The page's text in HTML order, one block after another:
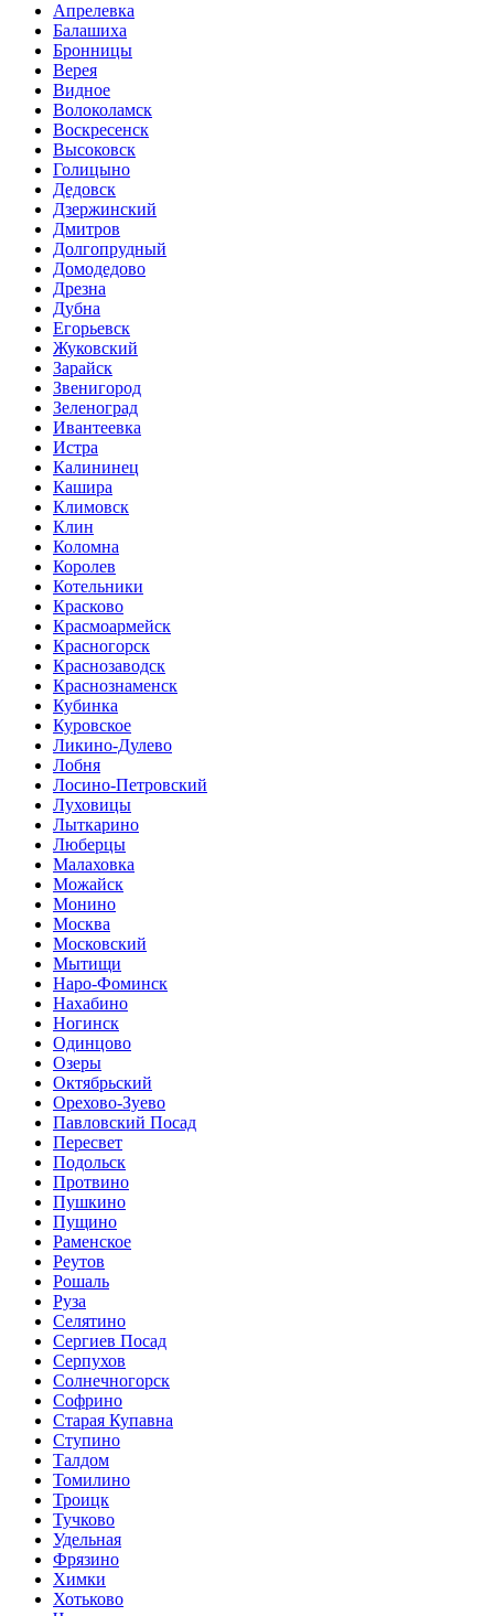
Апрелевка
Балашиха
Бронницы
Верея
Видное
Волоколамск
Воскресенск
Высоковск
Голицыно
Дедовск
Дзержинский
Дмитров
Долгопрудный
Домодедово
Дрезна
Дубна
Егорьевск
Жуковский
Зарайск
Звенигород
Зеленоград
Ивантеевка
Истра
Калининец
Кашира
Климовск
Клин
Коломна
Королев
Котельники
Красково
Красмоармейск
Красногорск
Краснозаводск
Краснознаменск
Кубинка
Куровское
Ликино-Дулево
Лобня
Лосино-Петровский
Луховицы
Лыткарино
Люберцы
Малаховка
Можайск
Монино
Москва
Московский
Мытищи
Наро-Фоминск
Нахабино
Ногинск
Одинцово
Озеры
Октябрьский
Орехово-Зуево
Павловский Посад
Пересвет
Подольск
Протвино
Пушкино
Пущино
Раменское
Реутов
Рошаль
Руза
Селятино
Сергиев Посад
Серпухов
Солнечногорск
Софрино
Старая Купавна
Ступино
Талдом
Томилино
Троицк
Тучково
Удельная
Фрязино
Химки
Хотьково